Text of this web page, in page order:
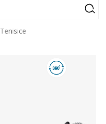
Tenisice